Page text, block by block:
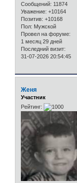
Сообщений: 11874
Уважение: +10164
Позитив: +10168
Пол: Мужской
Провел на форуме:
1 месяц 29 дней
Последний визит:
31-07-2026 20:54:45
Женя
Участник
Рейтинг: